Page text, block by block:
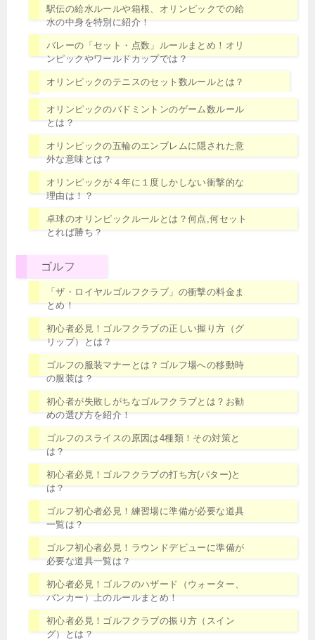
駅伝の給水ルールや箱根、オリンピックでの給
水の中身を特別に紹介！
バレーの「セット・点数」ルールまとめ！オリ
ンピックやワールドカップでは？
オリンピックのテニスのセット数ルールとは？
オリンピックのバドミントンのゲーム数ルール
とは？
オリンピックの五輪のエンブレムに隠された意
外な意味とは？
オリンピックが４年に１度しかしない衝撃的な
理由は！？
卓球のオリンピックルールとは？何点,何セット
とれば勝ち？
ゴルフ
「ザ・ロイヤルゴルフクラブ」の衝撃の料金ま
とめ！
初心者必見！ゴルフクラブの正しい握り方（グ
リップ）とは？
ゴルフの服装マナーとは？ゴルフ場への移動時
の服装は？
初心者が失敗しがちなゴルフクラブとは？お勧
めの選び方を紹介！
ゴルフのスライスの原因は4種類！その対策と
は？
初心者必見！ゴルフクラブの打ち方(パター)と
は？
ゴルフ初心者必見！練習場に準備が必要な道具
一覧は？
ゴルフ初心者必見！ラウンドデビューに準備が
必要な道具一覧は？
初心者必見！ゴルフのハザード（ウォーター、
バンカー）上のルールまとめ！
初心者必見！ゴルフクラブの振り方（スイン
グ）とは？